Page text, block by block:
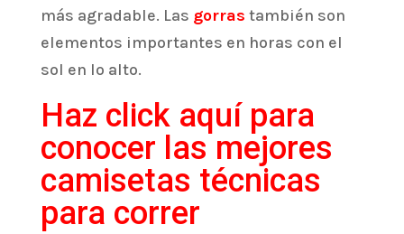
más agradable. Las gorras también son
elementos importantes en horas con el
sol en lo alto.
Haz click aquí para
conocer las mejores
camisetas técnicas
para correr